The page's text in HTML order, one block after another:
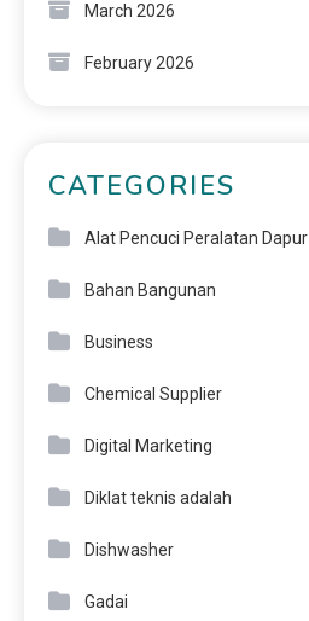
March 2026
February 2026
CATEGORIES
Alat Pencuci Peralatan Dapur
Bahan Bangunan
Business
Chemical Supplier
Digital Marketing
Diklat teknis adalah
Dishwasher
Gadai